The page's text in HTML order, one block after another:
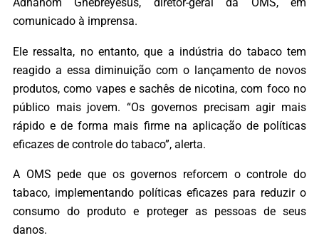
comunicado à imprensa.
Ele ressalta, no entanto, que a indústria do tabaco tem
reagido a essa diminuição com o lançamento de novos
produtos, como vapes e sachês de nicotina, com foco no
público mais jovem. “Os governos precisam agir mais
rápido e de forma mais firme na aplicação de políticas
eficazes de controle do tabaco”, alerta.
A OMS pede que os governos reforcem o controle do
tabaco, implementando políticas eficazes para reduzir o
consumo do produto e proteger as pessoas de seus
danos.